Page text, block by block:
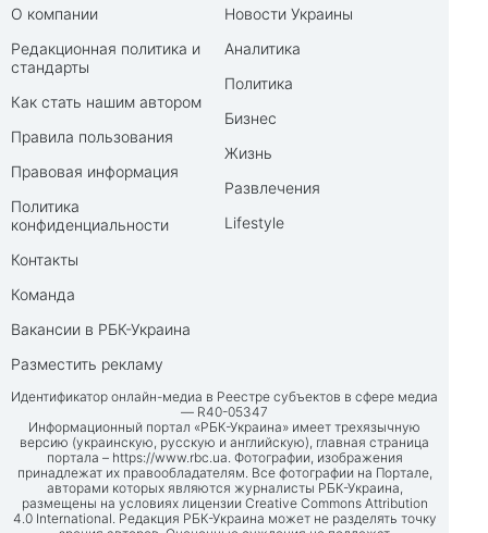
О компании
Редакционная политика и
стандарты
Как стать нашим автором
Правила пользования
Правовая информация
Политика
конфиденциальности
Контакты
Команда
Вакансии в РБК-Украина
Разместить рекламу
Новости Украины
Аналитика
Политика
Бизнес
Жизнь
Развлечения
Lifestyle
Идентификатор онлайн-медиа в Реестре субъектов в сфере медиа
— R40-05347
Информационный портал «РБК-Украина» имеет трехязычную
версию (украинскую, русскую и английскую), главная страница
портала – https://www.rbc.ua. Фотографии, изображения
принадлежат их правообладателям. Все фотографии на Портале,
авторами которых являются журналисты РБК-Украина,
размещены на условиях лицензии Creative Commons Attribution
4.0 International. Редакция РБК-Украина может не разделять точку